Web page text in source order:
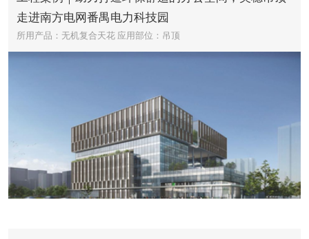
走进南方电网番禺电力科技园
所用产品：无机复合天花 应用部位：吊顶